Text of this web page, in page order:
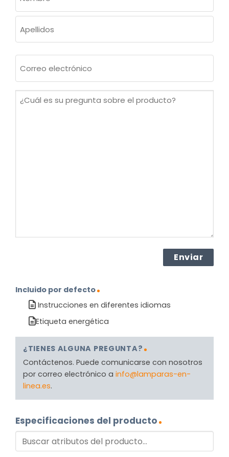
(OBLIGATORIO)
Nombre
electrónico
¿Cuál
Incluido por defecto
Instrucciones en diferentes idiomas
Etiqueta energética
¿TIENES ALGUNA PREGUNTA?
Contáctenos. Puede comunicarse con nosotros
por correo electrónico a info@lamparas-en-
linea.es.
Especificaciones del producto